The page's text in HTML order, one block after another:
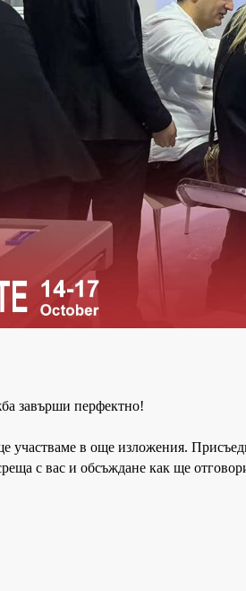
завърши перфектно!
участваме в още изложения.
с вас и обсъждане как ще